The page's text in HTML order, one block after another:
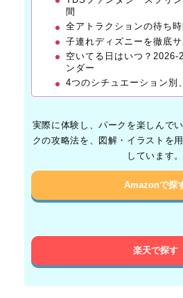
間
全アトラクションの待ち時
子連れディズニーを徹底サ
空いてる日はいつ？2026-
ンダー
4つのシチュエーション別
実際に体験し、パークを楽しんで
クの攻略法を、図解・イラストを
しています。
Amazonで探
楽天で探す